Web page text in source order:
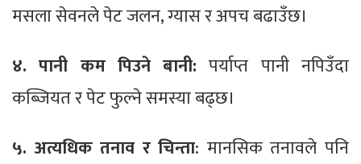
मसला सेवनले पेट जलन, ग्यास र अपच बढाउँछ।
४. पानी कम पिउने बानी: पर्याप्त पानी नपिउँदा
कब्जियत र पेट फुल्ने समस्या बढ्छ।
५. अत्यधिक तनाव र चिन्ता: मानसिक तनावले पनि